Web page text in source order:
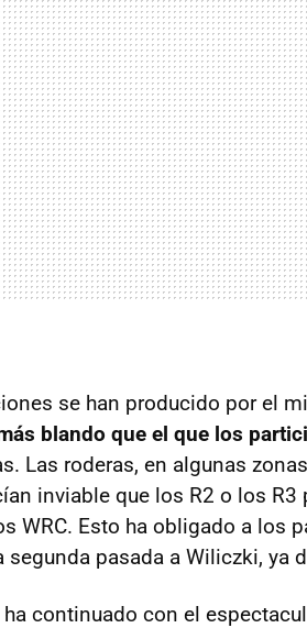
se han producido por el
blando que el que los
Las roderas, en algunas
inviable que los R2 o los
WRC. Esto ha obligado a los
segunda pasada a Wiliczki, ya
continuado con el